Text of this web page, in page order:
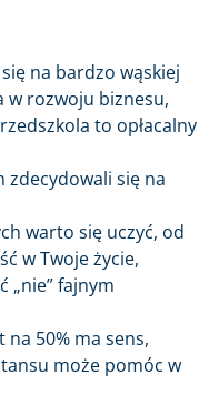
na bardzo wąskiej
w rozwoju biznesu,
to opłacalny
zdecydowali się na
warto się uczyć, od
w Twoje życie,
„nie” fajnym
na 50% ma sens,
może pomóc w